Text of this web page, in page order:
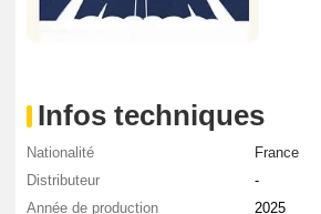
Infos techniques
Nationalité
France
Distributeur
-
Année de production
2025